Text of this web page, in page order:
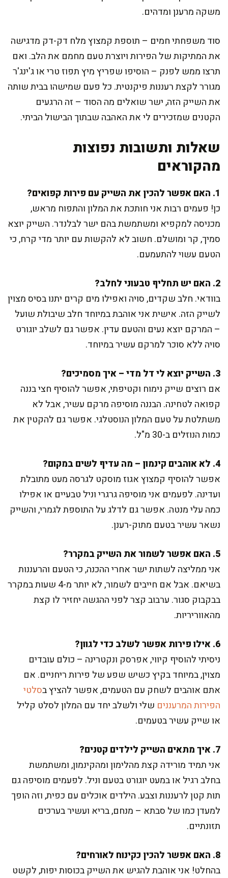
משקה מרענן ומדהים.
סוד משפחתי חמים – תוספת קמצוץ מלח דק-דק מדגישה
את המתיקות של הפירות ויוצרת טעם מחמם את הלב. ואם
תרצו ממש לפנק – הוסיפו שפריץ מיץ תפוז טרי או ג'ינג'ר
מגורר לקצת רעננות פיקנטית. כל פעם שמישהו בבית שותה
את השייק הזה, ישר שואלים מה הסוד – זה הרגעים
הקטנים שמזכירים לי את האהבה שבתוך הבישול הביתי.
שאלות ותשובות נפוצות
מהקוראים
1. האם אפשר להכין את השייק עם פירות קפואים?
כן! פעמים רבות אני חותכת את המלון והתפוח מראש,
מכניסה למקפיא ומשתמשת בהם ישר לבלנדר. השייק יוצא
סמיך, קר ומושלם. חשוב לא להקשות עם יותר מדי קרח, כי
הטעם עשוי להתעמעם.
2. האם יש תחליף טבעוני לחלב?
בוודאי. חלב שקדים, סויה ואפילו מים קרים יתנו בסיס מצוין
לשייק הזה. אישית אני אוהבת במיוחד חלב שיבולת שועל
– המרקם יוצא נעים והטעם עדין. אפשר גם לשלב יוגורט
סויה ללא סוכר למרקם עשיר במיוחד.
3. השייק יוצא לי דל מדי – איך מסמיכים?
אם רוצים שייק נימוח וקטיפתי, אפשר להוסיף חצי בננה
קפואה לטחינה. הבננה מוסיפה מרקם עשיר, אבל לא
משתלטת על טעם המלון הנוסטלגי. אפשר גם להקטין את
כמות הנוזלים ב-30 מ"ל.
4. לא אוהבים קינמון – מה עדיף לשים במקום?
אפשר להוסיף קמצוץ אגוז מוסקט לגרסה מעט מתובלת
ועדינה. לפעמים אני מוסיפה גרגרי וניל טבעיים או אפילו
כמה עלי מנטה. אפשר גם לדלג על התוספת לגמרי, והשייק
נשאר עשיר בטעם מתוק-רענן.
5. האם אפשר לשמור את השייק במקרר?
אני ממליצה לשתות ישר אחרי ההכנה, כי הטעם והרעננות
בשיאם. אבל אם חייבים לשמור, לא יותר מ-4 שעות במקרר
בבקבוק סגור. ערבוב קצר לפני ההגשה יחזיר לו קצת
מהאווריריות.
6. אילו פירות אפשר לשלב כדי לגוון?
ניסיתי להוסיף קיווי, אפרסק ונקטרינה – כולם עובדים
מצוין, במיוחד בקיץ כשיש שפע של פירות ריחניים. אם
אתם אוהבים לשחק עם הטעמים, אפשר להציץ בסלטי
הפירות המרעננים שלי ולשלב יחד עם המלון לסלט קליל
או שייק עשיר בטעמים.
7. איך מתאים השייק לילדים קטנים?
אני תמיד מורידה קצת מהלימון ומהקינמון, ומשתמשת
בחלב רגיל או במעט יוגורט בטעם וניל. לפעמים מוסיפה גם
תות קטן לרעננות וצבע. הילדים אוכלים עם כפית, וזה הופך
למעדן כמו של סבתא – מנחם, בריא ועשיר בערכים
תזונתיים.
8. האם אפשר להכין כקינוח לאורחים?
בהחלט! אני אוהבת להגיש את השייק בכוסות יפות, לקשט